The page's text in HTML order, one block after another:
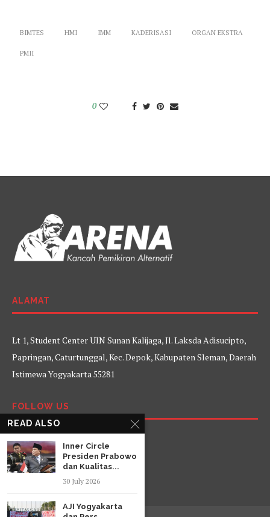
BIMTES HMI IMM KADERISASI ORGAN EKSTRA
PMII
0
ALAMAT
Lt 1, Student Center UIN Sunan Kalijaga, Jl. Laksda Adisucipto,
Papringan, Caturtunggal, Kec. Depok, Kabupaten Sleman, Daerah
Istimewa Yogyakarta 55281
FOLLOW US
Facebook
TwitterInstagramYouTube
READ ALSO
Inner Circle
Presiden Prabowo
dan Kualitas...
30 July 2026
AJI Yogyakarta